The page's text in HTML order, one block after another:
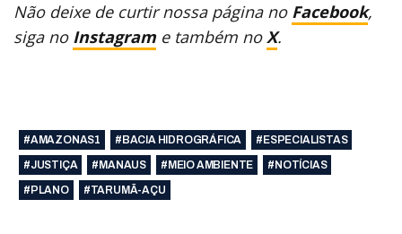
Não deixe de curtir nossa página no Facebook,
siga no Instagram e também noX.
#AMAZONAS1 #BACIA HIDROGRÁFICA
#ESPECIALISTAS
#JUSTIÇA
#MANAUS #MEIO AMBIENTE
#NOTÍCIAS
#PLANO
#TARUMÃ-AÇU